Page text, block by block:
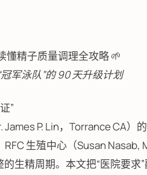
懂精子质量调理全攻略 🌱
军泳队”的 90 天升级计划
”
James P. Lin，Torrance CA
生殖中心（Susan Nasab,
生精周期。本文把“医院要求